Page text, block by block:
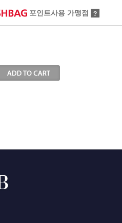
포인트사용 가맹점 ?